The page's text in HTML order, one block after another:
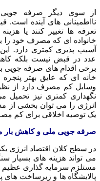
از سوی دیگر صرفه جویی
نااطمینانی های آینده
تعرفه ها تغییر کنند یا
خانواده ای که مصرف خود را
آسیب پذیری کمتری دارد.
عدد در قبض نیست بلکه
برخی اقدام های صرفه جویی
خانه ای که عایق بهتر
وسایل کم مصرف دارد از
نگهداری کمتری نیز تحمیل
انرژی را می توان بخشی از
یک توصیه اخلاقی برای کم
صرفه جویی ملی و کاهش بار
در سطح کلان اقتصاد انرژی
می تواند هزینه های بسیار
مستلزم سرمایه گذاری عظیم
پالایشگاه ها و زیرساخت